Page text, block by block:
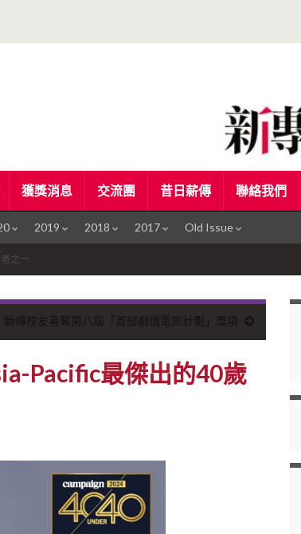
獲獎消息 交流團 昔日薪傳 聯絡我們
2019 2018 2017 Old Issue
之一
新傳校友喜奪第八屆「首部劇情電影計劃」獎項
Pacific最傑出的40歲